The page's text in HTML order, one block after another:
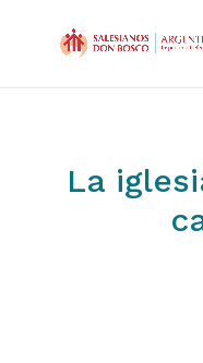
La